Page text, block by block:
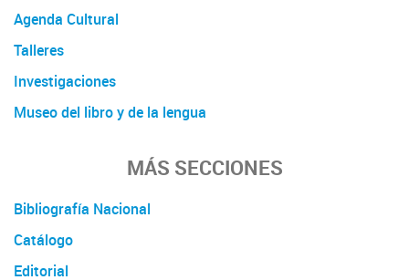
Agenda Cultural
Talleres
Investigaciones
Museo del libro y de la lengua
MÁS SECCIONES
Bibliografía Nacional
Catálogo
Editorial